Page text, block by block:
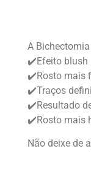
A
✔️Efeito blush
✔️Rosto mais
✔️Traços
✔️Resultado
✔️Rosto mais
Não deixe de